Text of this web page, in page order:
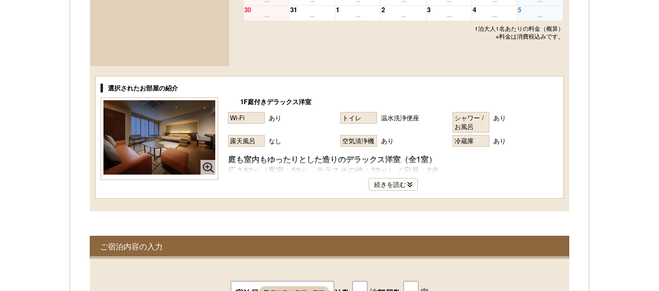
30
31 1 2 3 4 5
1泊大人1名あたりの料金（概算）
※料金は消費税込みです。
選択されたお部屋の紹介
1F庭付きデラックス洋室
Wi-Fi
あり トイレ 温水洗浄便座
シャワー /
お風呂
あり
露天風呂 なし 空気清浄機 あり 冷蔵庫 あり
庭も室内もゆったりとした造りのデラックス洋室（全1室）
広さ82㎡（客室：50㎡ テラスその他：32㎡）／定員：2名
●寝具：セミダブルベッド2台
客室風呂（天然温泉）
テレビ、冷蔵庫、エスプレッソマシン、電気ケトル、タブレット、ウォシュレット式トイレ、
続きを読む
ご宿泊内容の入力